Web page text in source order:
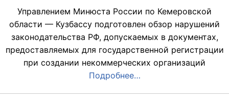
Управлением Минюста России по Кемеровской
области — Кузбассу подготовлен обзор нарушений
законодательства РФ, допускаемых в документах,
предоставляемых для государственной регистрации
при создании некоммерческих организаций
Подробнее…